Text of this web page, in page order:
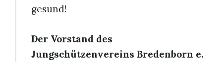
gesund!
Der Vorstand des
Jungschützenvereins Bredenborn e.